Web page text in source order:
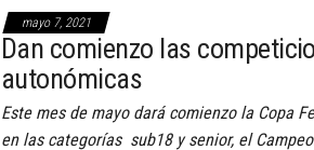
mayo 7, 2021
Dan comienzo las
autonómicas
Este mes de mayo dará comienzo la Copa
en las categorías sub18 y senior, el